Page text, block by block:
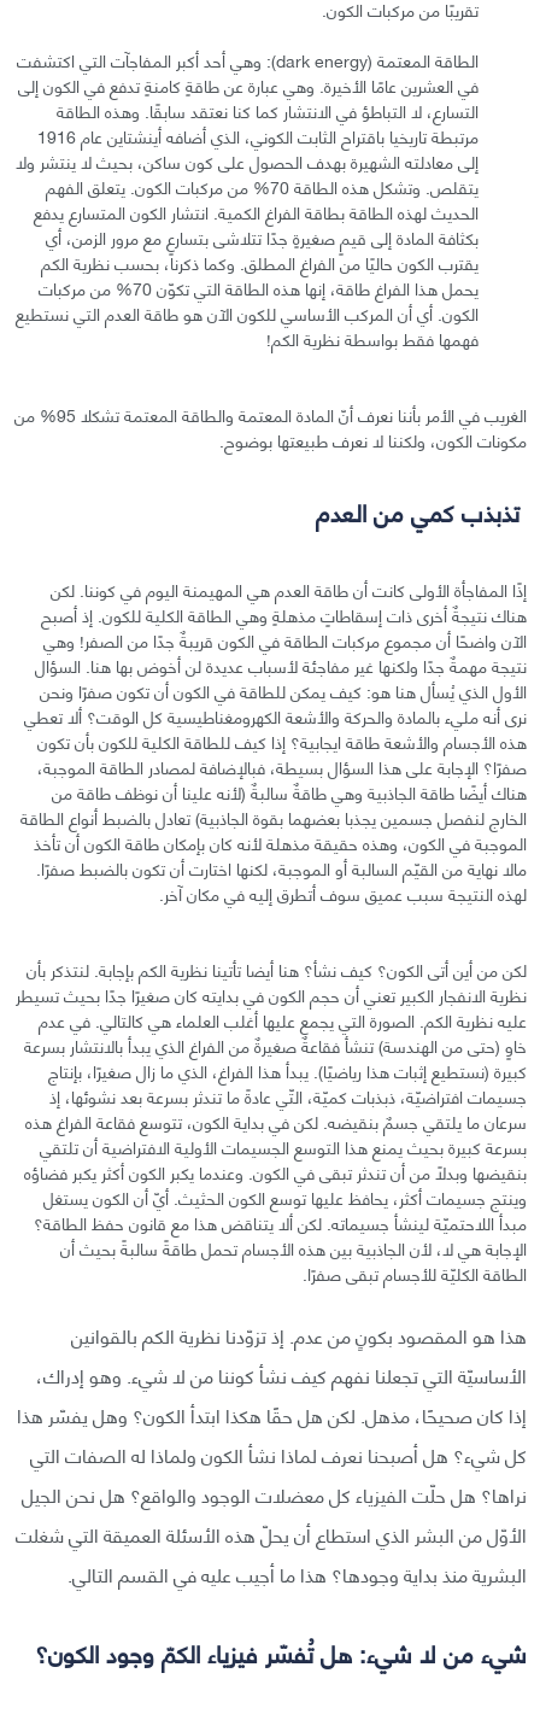
تقريبًا من مركبات الكون.
الطاقة المعتمة (dark energy): وهي أحد أكبر المفاجآت التي اكتشفت
في العشرين عامًا الأخيرة. وهي عبارة عن طاقةٍ كامنةٍ تدفع في الكون إلى
التسارع، لا التباطؤ في الانتشار كما كنا نعتقد سابقًا. وهذه الطاقة
مرتبطة تاريخيا باقتراح الثابت الكوني، الذي أضافه أينشتاين عام 1916
إلى معادلته الشهيرة بهدف الحصول على كون ساكن، بحيث لا ينتشر ولا
يتقلص. وتشكل هذه الطاقة 70% من مركبات الكون. يتعلق الفهم
الحديث لهذه الطاقة بطاقة الفراغ الكمية. انتشار الكون المتسارع يدفع
بكثافة المادة إلى قيمٍ صغيرةٍ جدًا تتلاشى بتسارعٍ مع مرور الزمن، أي
يقترب الكون حاليًا من الفراغ المطلق. وكما ذكرنا، بحسب نظرية الكم
يحمل هذا الفراغ طاقة، إنها هذه الطاقة التي تكوّن 70% من مركبات
الكون. أي أن المركب الأساسي للكون الآن هو طاقة العدم التي نستطيع
فهمها فقط بواسطة نظرية الكم!
الغريب في الأمر بأننا نعرف أنّ المادة المعتمة والطاقة المعتمة تشكلا 95% من
مكونات الكون، ولكننا لا نعرف طبيعتها بوضوح.
تذبذب كمي من العدم
إذًا المفاجأة الأولى كانت أن طاقة العدم هي المهيمنة اليوم في كوننا. لكن
هناك نتيجةٌ أخرى ذات إسقاطاتٍ مذهلةٍ وهي الطاقة الكلية للكون. إذ أصبح
الآن واضحًا أن مجموع مركبات الطاقة في الكون قريبةٌ جدًا من الصفر! وهي
نتيجة مهمةٌ جدًا ولكنها غير مفاجئة لأسباب عديدة لن أخوض بها هنا. السؤال
الأول الذي يُسأل هنا هو: كيف يمكن للطاقة في الكون أن تكون صفرًا ونحن
نرى أنه مليء بالمادة والحركة والأشعة الكهرومغناطيسية كل الوقت؟ ألا تعطي
هذه الأجسام والأشعة طاقة ايجابية؟ إذا كيف للطاقة الكلية للكون بأن تكون
صفرًا؟ الإجابة على هذا السؤال بسيطة، فبالإضافة لمصادر الطاقة الموجبة،
هناك أيضًا طاقة الجاذبية وهي طاقةٌ سالبةٌ (لأنه علينا أن نوظف طاقة من
الخارج لنفصل جسمين يجذبا بعضهما بقوة الجاذبية) تعادل بالضبط أنواع الطاقة
الموجبة في الكون، وهذه حقيقة مذهلة لأنه كان بإمكان طاقة الكون أن تأخذ
مالا نهاية من القيّم السالبة أو الموجبة، لكنها اختارت أن تكون بالضبط صفرًا.
لهذه النتيجة سبب عميق سوف أتطرق إليه في مكان آخر.
لكن من أين أتى الكون؟ كيف نشأ؟ هنا أيضا تأتينا نظرية الكم بإجابة. لنتذكر بأن
نظرية الانفجار الكبير تعني أن حجم الكون في بدايته كان صغيرًا جدًا بحيث تسيطر
عليه نظرية الكم. الصورة التي يجمع عليها أغلب العلماء هي كالتالي. في عدم
خاوٍ (حتى من الهندسة) تنشأ فقاعةٌ صغيرةٌ من الفراغ الذي يبدأ بالانتشار بسرعة
كبيرة (نستطيع إثبات هذا رياضيًا). يبدأ هذا الفراغ، الذي ما زال صغيرًا، بإنتاج
جسيمات افتراضيّة، ذبذبات كميّة، التّي عادةً ما تندثر بسرعة بعد نشوئها، إذ
سرعان ما يلتقي جسمٌ بنقيضه. لكن في بداية الكون، تتوسع فقاعة الفراغ هذه
بسرعة كبيرة بحيث يمنع هذا التوسع الجسيمات الأولية الافتراضية أن تلتقي
بنقيضها وبدلًا من أن تندثر تبقى في الكون. وعندما يكبر الكون أكثر يكبر فضاؤه
وينتج جسيمات أكثر، يحافظ عليها توسع الكون الحثيث. أيّ أن الكون يستغل
مبدأ اللاحتميّة لينشأ جسيماته. لكن ألا يتناقض هذا مع قانون حفظ الطاقة؟
الإجابة هي لا، لأن الجاذبية بين هذه الأجسام تحمل طاقةً سالبةً بحيث أن
الطاقة الكليّة للأجسام تبقى صفرًا.
هذا هو المقصود بكونٍ من عدم. إذ تزوّدنا نظرية الكم بالقوانين
الأساسيّة التي تجعلنا نفهم كيف نشأ كوننا من لا شيء. وهو إدراك،
إذا كان صحيحًا، مذهل. لكن هل حقًا هكذا ابتدأ الكون؟ وهل يفسّر هذا
كل شيء؟ هل أصبحنا نعرف لماذا نشأ الكون ولماذا له الصفات التي
نراها؟ هل حلّت الفيزياء كل معضلات الوجود والواقع؟ هل نحن الجيل
الأوّل من البشر الذي استطاع أن يحلّ هذه الأسئلة العميقة التي شغلت
البشرية منذ بداية وجودها؟ هذا ما أجيب عليه في القسم التالي.
شيء من لا شيء: هل تُفسّر فيزياء الكمّ وجود الكون؟